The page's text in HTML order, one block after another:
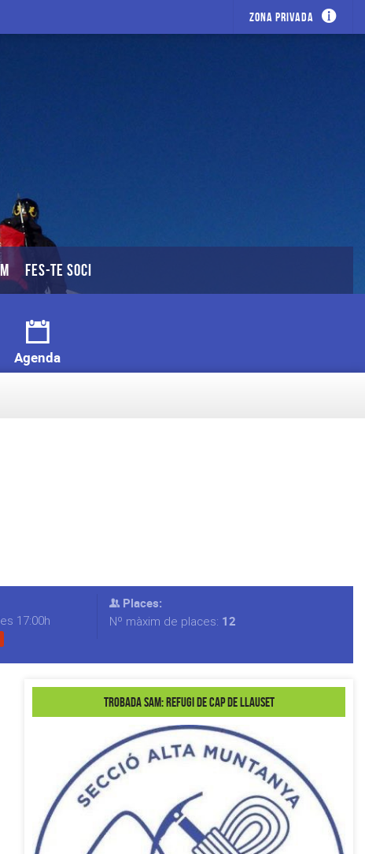
Zona privada
FES-TE SOCI
Agenda
17:00h
Places:
Nº màxim de places: 12
Trobada SAM: Refugi de Cap de Llauset